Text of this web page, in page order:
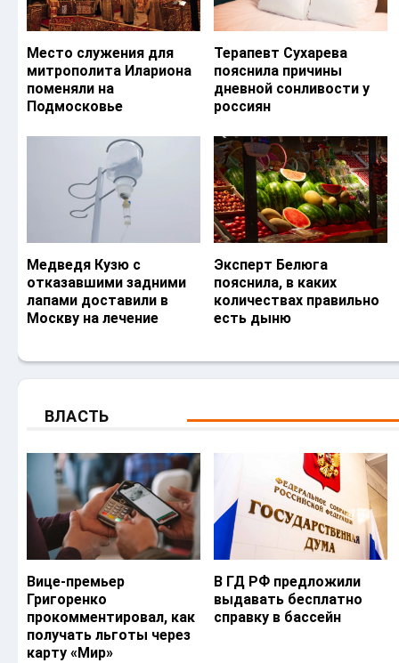
Место служения для
митрополита Илариона
поменяли на
Подмосковье
Терапевт Сухарева
пояснила причины
дневной сонливости у
россиян
Медведя Кузю с
отказавшими задними
лапами доставили в
Москву на лечение
Эксперт Белюга
пояснила, в каких
количествах правильно
есть дыню
ВЛАСТЬ
Вице-премьер
Григоренко
прокомментировал, как
получать льготы через
карту «Мир»
В ГД РФ предложили
выдавать бесплатно
справку в бассейн